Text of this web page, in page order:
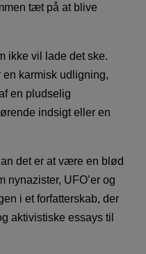
tæt på at blive
ikke vil lade det ske.
karmisk udligning,
en pludselig
indsigt eller en
det er at være en blød
nynazister, UFO’er og
i et forfatterskab, der
aktivistiske essays til